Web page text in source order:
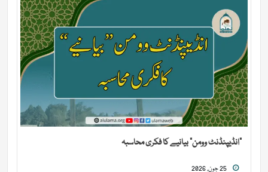
“انڈیپنڈنٹ وومن” بیانیے کا فکری محاسبہ